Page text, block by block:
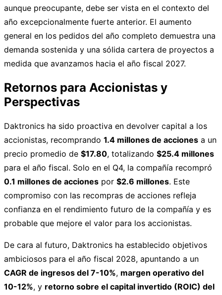
aunque preocupante, debe ser vista en el contexto del
año excepcionalmente fuerte anterior. El aumento
general en los pedidos del año completo demuestra una
demanda sostenida y una sólida cartera de proyectos a
medida que avanzamos hacia el año fiscal 2027.
Retornos para Accionistas y
Perspectivas
Daktronics ha sido proactiva en devolver capital a los
accionistas, recomprando 1.4 millones de acciones a un
precio promedio de $17.80, totalizando $25.4 millones
para el año fiscal. Solo en el Q4, la compañía recompró
0.1 millones de acciones por $2.6 millones. Este
compromiso con las recompras de acciones refleja
confianza en el rendimiento futuro de la compañía y es
probable que mejore el valor para los accionistas.
De cara al futuro, Daktronics ha establecido objetivos
ambiciosos para el año fiscal 2028, apuntando a un
CAGR de ingresos del 7-10%, margen operativo del
10-12%, y retorno sobre el capital invertido (ROIC) del